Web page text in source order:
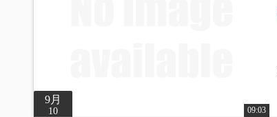
9月
10 09:03